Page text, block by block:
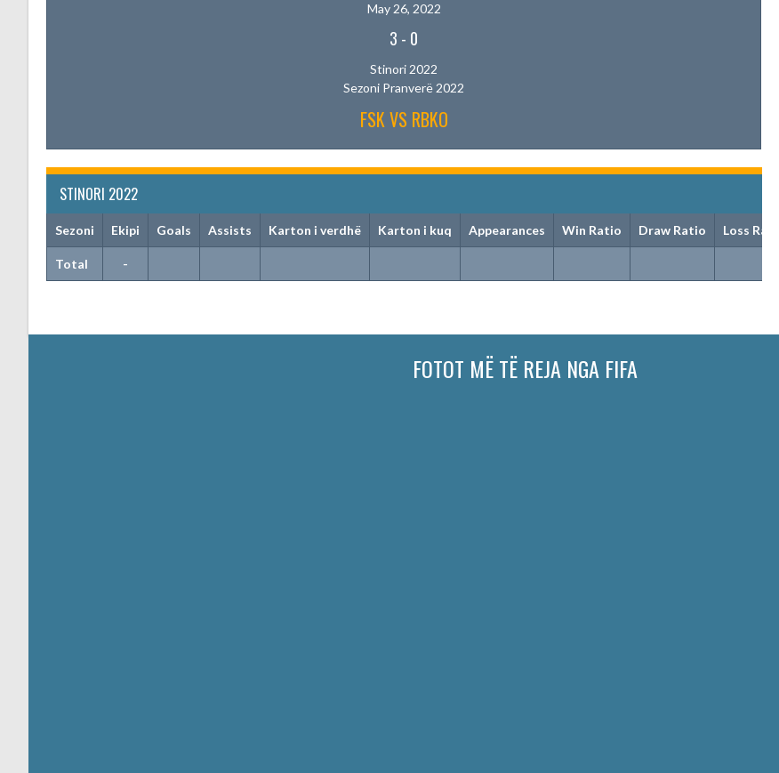
May 26, 2022
3 - 0
Stinori 2022
Sezoni Pranverë 2022
FSK VS RBKO
STINORI 2022
Sezoni Ekipi Goals Assists Karton i verdhë Karton i kuq Appearances Win Ratio Draw Ratio Loss Ratio
Total -
FOTOT MË TË REJA NGA FIFA